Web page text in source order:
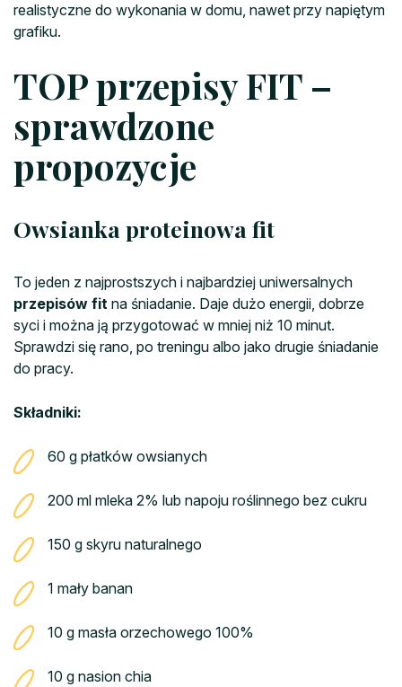
realistyczne do wykonania w domu, nawet przy napiętym
grafiku.
TOP przepisy FIT –
sprawdzone
propozycje
Owsianka proteinowa fit
To jeden z najprostszych i najbardziej uniwersalnych
przepisów fit na śniadanie. Daje dużo energii, dobrze
syci i można ją przygotować w mniej niż 10 minut.
Sprawdzi się rano, po treningu albo jako drugie śniadanie
do pracy.
Składniki:
60 g płatków owsianych
200 ml mleka 2% lub napoju roślinnego bez cukru
150 g skyru naturalnego
1 mały banan
10 g masła orzechowego 100%
10 g nasion chia